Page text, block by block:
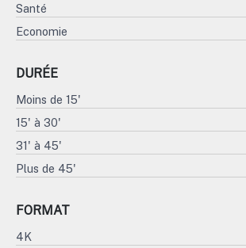
Santé
Economie
DURÉE
Moins de 15'
15' à 30'
31' à 45'
Plus de 45'
FORMAT
4K